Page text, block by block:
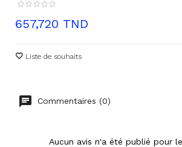
Prix
657,720 TND
Liste de souhaits
Commentaires (0)
Aucun avis n'a été publié pour